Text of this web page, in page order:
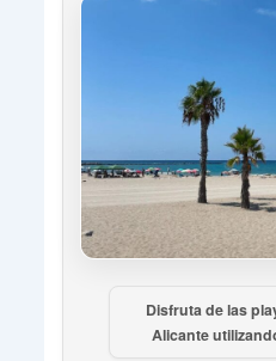
Disfruta de las
Alicante